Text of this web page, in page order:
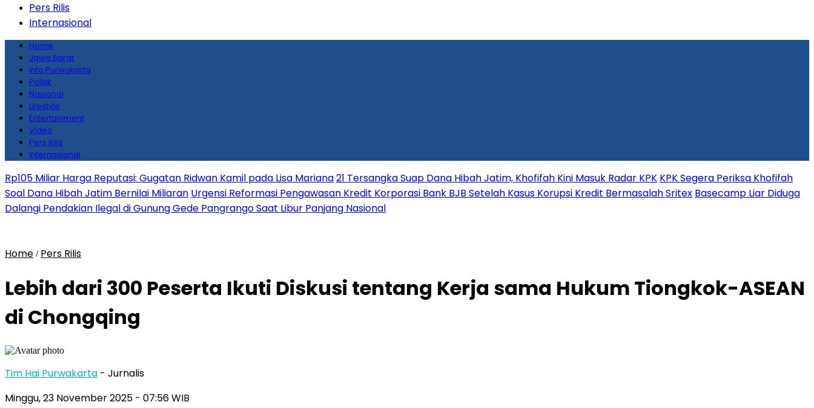
Pers Rilis
Internasional
Home
Jawa Barat
Info Purwakarta
Politik
Nasional
Lifestyle
Entertainment
Video
Pers Rilis
Internasional
Rp105 Miliar Harga Reputasi: Gugatan Ridwan Kamil pada Lisa Mariana21 Tersangka Suap Dana Hibah Jatim, Khofifah Kini Masuk Radar KPK KPK Segera Periksa Khofifah
Soal Dana Hibah Jatim Bernilai Miliaran Urgensi Reformasi Pengawasan Kredit Korporasi Bank BJB Setelah Kasus Korupsi Kredit Bermasalah Sritex Basecamp Liar Diduga
Dalangi Pendakian Ilegal di Gunung Gede Pangrango Saat Libur Panjang Nasional
Home / Pers Rilis
Lebih dari 300 Peserta Ikuti Diskusi tentang Kerja sama Hukum Tiongkok-ASEAN
di Chongqing
Tim Hai Purwakarta - Jurnalis
Minggu, 23 November 2025 - 07:56 WIB